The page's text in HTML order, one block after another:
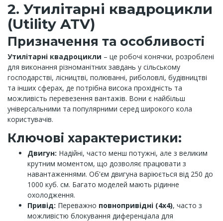
2. Утилітарні квадроцикли
(Utility ATV)
Призначення та особливості
Утилітарні квадроцикли – це робочі конячки, розроблені
для виконання різноманітних завдань у сільському
господарстві, лісництві, полюванні, риболовлі, будівництві
та інших сферах, де потрібна висока прохідність та
можливість перевезення вантажів. Вони є найбільш
універсальними та популярними серед широкого кола
користувачів.
Ключові характеристики:
Двигун: Надійні, часто менш потужні, але з великим
крутним моментом, що дозволяє працювати з
навантаженнями. Об'єм двигуна варіюється від 250 до
1000 куб. см. Багато моделей мають рідинне
охолодження.
Привід: Переважно повнопривідні (4х4), часто з
можливістю блокування диференціала для